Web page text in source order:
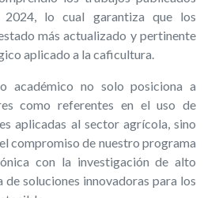
2024, lo cual garantiza que los
más actualizado y pertinente
aplicado a la caficultura.
académico no solo posiciona a
como referentes en el uso de
aplicadas al sector agrícola, sino
compromiso de nuestro programa
con la investigación de alto
soluciones innovadoras para los